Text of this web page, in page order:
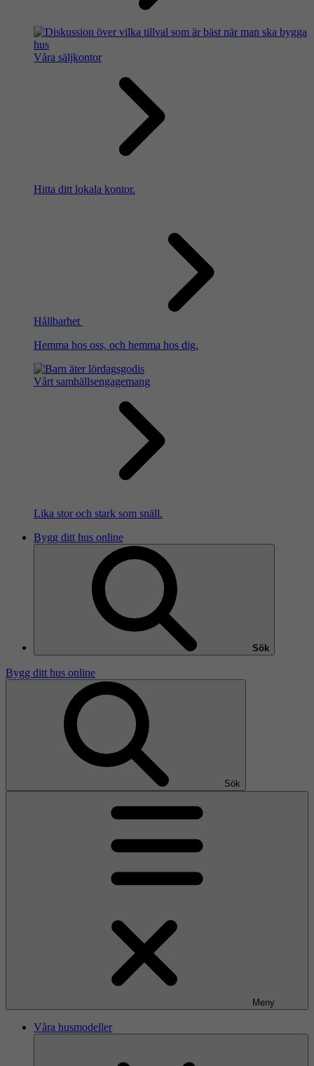
Våra säljkontor
Hitta ditt lokala kontor.
Hållbarhet
Hemma hos oss, och hemma hos dig.
Vårt samhällsengagemang
Lika stor och stark som snäll.
Bygg ditt hus online
Sök
Bygg ditt hus online
Sök
Meny
Våra husmodeller